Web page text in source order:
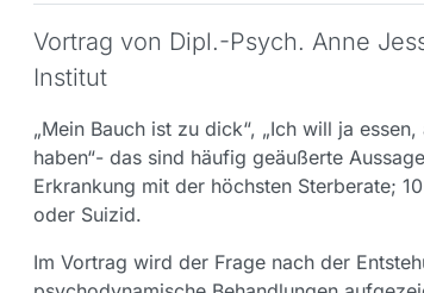
Vortrag von Dipl.-Psych. Anne
Institut
„Mein Bauch ist zu dick“, „Ich will ja
haben“- das sind häufig geäußerte
Erkrankung mit der höchsten Sterberate;
oder Suizid.
Im Vortrag wird der Frage nach der